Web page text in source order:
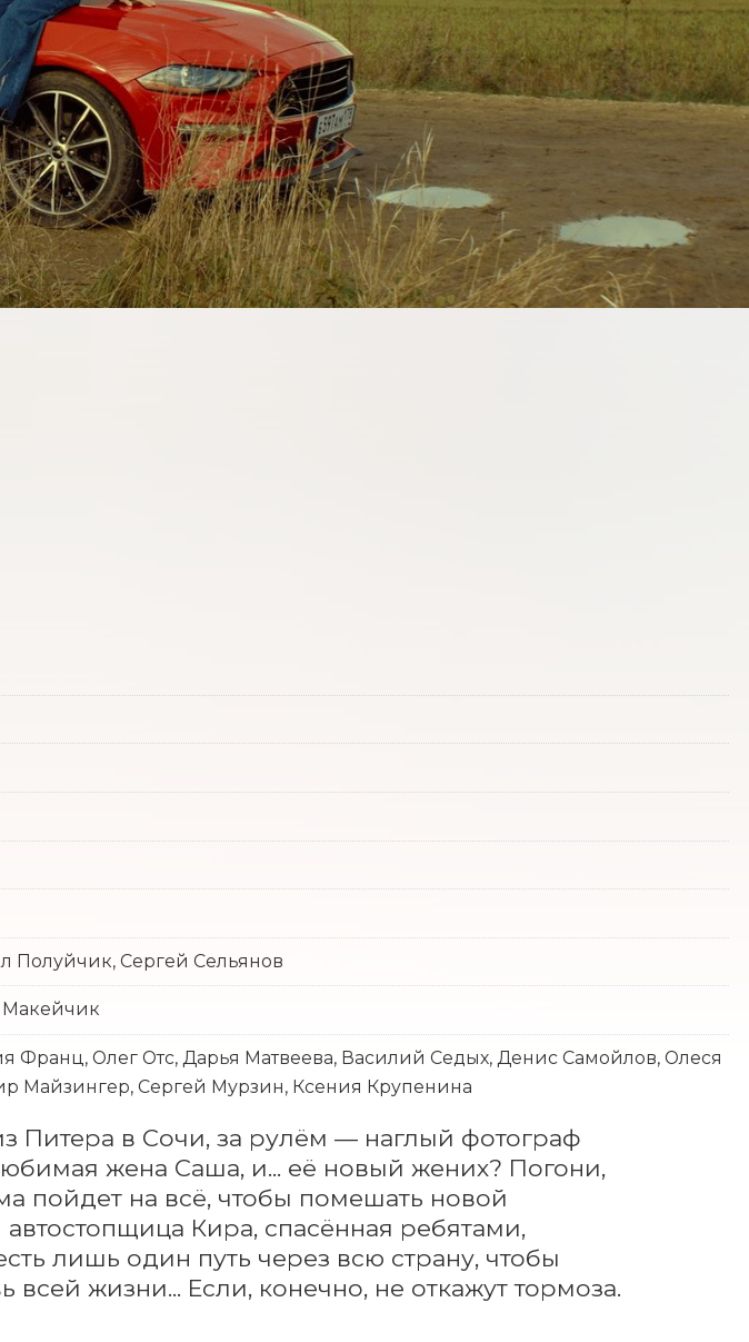
Полуйчик, Сергей Сельянов
Макейчик
Франц, Олег Отс, Дарья Матвеева, Василий Седых, Денис Самойлов, Олеся
Майзингер, Сергей Мурзин, Ксения Крупенина
Питера в Сочи, за рулём — наглый фотограф
жена Саша, и... её новый жених? Погони,
пойдет на всё, чтобы помешать новой
Кира, спасённая ребятами,
лишь один путь через всю страну, чтобы
всей жизни... Если, конечно, не откажут тормоза.